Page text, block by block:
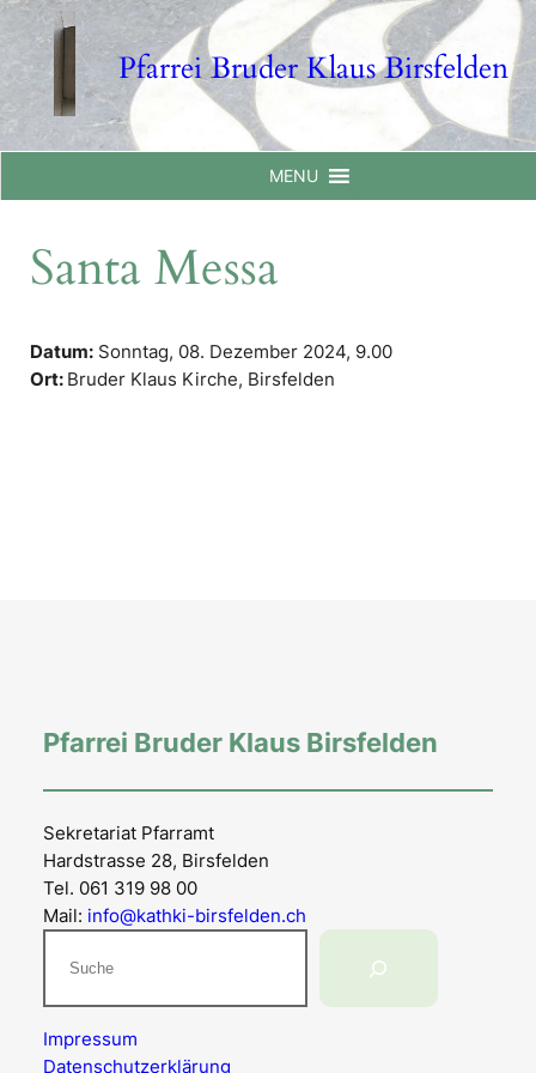
Skip
to
content
Pfarrei Bruder Klaus Birsfelden
MENU
Santa Messa
Datum: Sonntag, 08. Dezember 2024, 9.00
Ort: Bruder Klaus Kirche, Birsfelden
Pfarrei Bruder Klaus Birsfelden
Sekretariat Pfarramt
Hardstrasse 28, Birsfelden
Tel. 061 319 98 00
Mail: info@kathki-birsfelden.ch
Impressum
Datenschutzerklärung